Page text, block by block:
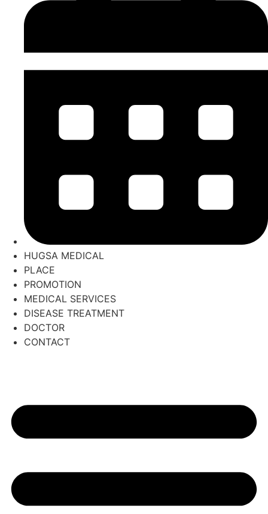
HUGSA MEDICAL
PLACE
PROMOTION
MEDICAL SERVICES
DISEASE TREATMENT
DOCTOR
CONTACT